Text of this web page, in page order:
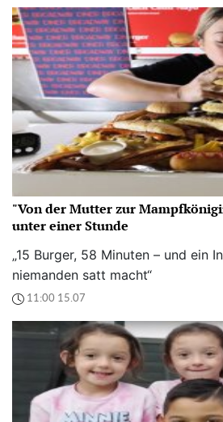
"Von der Mutter zur
unter einer Stunde
„15 Burger, 58 Minuten – und ein
niemanden satt macht“
11:00 15.07